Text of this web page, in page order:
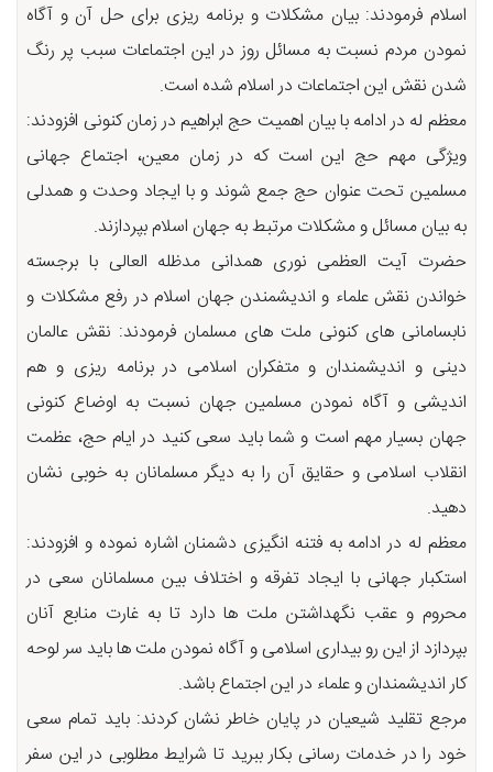
اسلام فرمودند: بیان مشکلات و برنامه ریزی برای حل آن و آگاه
نمودن مردم نسبت به مسائل روز در این اجتماعات سبب پر رنگ
شدن نقش این اجتماعات در اسلام شده است.
معظم له در ادامه با بیان اهمیت حج ابراهیم در زمان کنونی افزودند:
ویژگی مهم حج این است که در زمان معین، اجتماع جهانی
مسلمین تحت عنوان حج جمع شوند و با ایجاد وحدت و همدلی
به بیان مسائل و مشکلات مرتبط به جهان اسلام بپردازند.
حضرت آیت العظمی نوری همدانی مدظله العالی با برجسته
خواندن نقش علماء و اندیشمندن جهان اسلام در رفع مشکلات و
نابسامانی های کنونی ملت های مسلمان فرمودند: نقش عالمان
دینی و اندیشمندان و متفکران اسلامی در برنامه ریزی و هم
اندیشی و آگاه نمودن مسلمین جهان نسبت به اوضاع کنونی
جهان بسیار مهم است و شما باید سعی کنید در ایام حج، عظمت
انقلاب اسلامی و حقایق آن را به دیگر مسلمانان به خوبی نشان
دهید.
معظم له در ادامه به فتنه انگیزی دشمنان اشاره نموده و افزودند:
استکبار جهانی با ایجاد تفرقه و اختلاف بین مسلمانان سعی در
محروم و عقب نگهداشتن ملت ها دارد تا به غارت منابع آنان
بپردازد از این رو بیداری اسلامی و آگاه نمودن ملت ها باید سر لوحه
کار اندیشمندان و علماء در این اجتماع باشد.
مرجع تقلید شیعیان در پایان خاطر نشان کردند: باید تمام سعی
خود را در خدمات رسانی بکار ببرید تا شرایط مطلوبی در این سفر